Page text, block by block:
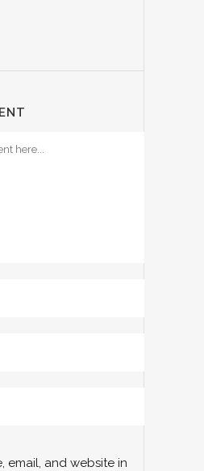
email, and website in